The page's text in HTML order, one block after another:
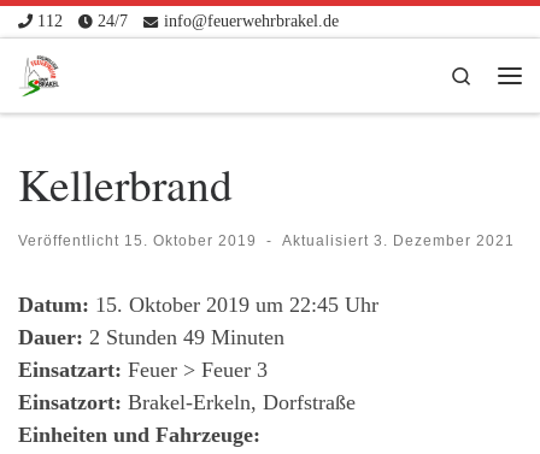
Zum Inhalt springen
112 24/7 info@feuerwehrbrakel.de
Search
Kellerbrand
Veröffentlicht 15. Oktober 2019 - Aktualisiert 3. Dezember 2021
Datum: 15. Oktober 2019 um 22:45 Uhr
Dauer: 2 Stunden 49 Minuten
Einsatzart: Feuer > Feuer 3
Einsatzort: Brakel-Erkeln, Dorfstraße
Einheiten und Fahrzeuge: